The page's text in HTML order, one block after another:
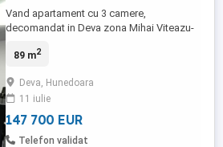
Vand apartament cu 3 camere,
decomandat in Deva zona Mihai Viteazu-
rezidential 2010 la etajul 8 din 9 cu
118mp. Apartamentul a fost renovat
complet in Decembrie 2022 cu finisaje de
calitate. Este mobilat si utilat complet ...
89 m2
Deva, Hunedoara
11 iulie
147 700 EUR
Telefon validat